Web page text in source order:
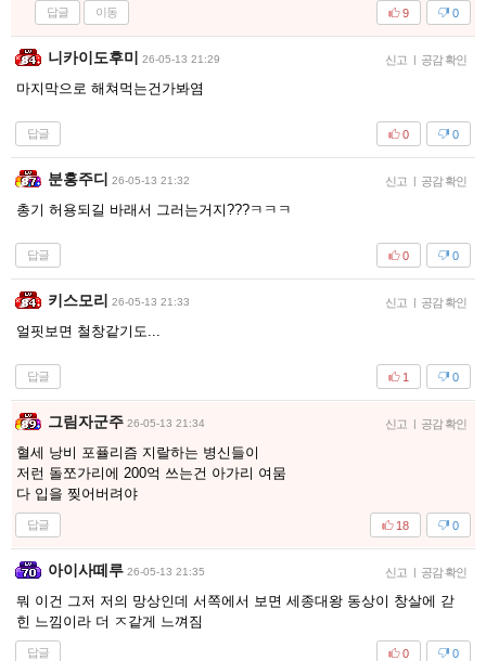
답글 이동 0
9
니카이도후미 26-05-13 21:29 신고 공감 확인
마지막으로 해쳐먹는건가봐염
답글 0
0
분홍주디 26-05-13 21:32 신고 공감 확인
총기 허용되길 바래서 그러는거지???ㅋㅋㅋ
답글 0
0
키스모리 26-05-13 21:33 신고 공감 확인
얼핏보면 철창같기도...
답글 0
1
그림자군주 26-05-13 21:34 신고 공감 확인
혈세 낭비 포퓰리즘 지랄하는 병신들이
저런 돌쪼가리에 200억 쓰는건 아가리 여뭄
다 입을 찢어버려야
답글 0
18
아이사떼루 26-05-13 21:35 신고 공감 확인
뭐 이건 그저 저의 망상인데 서쪽에서 보면 세종대왕 동상이 창살에 갇
힌 느낌이라 더 ㅈ같게 느껴짐
답글 0
0